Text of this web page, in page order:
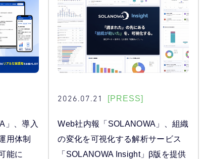
」、導入
用体制
能に
2026.07.21 [PRESS]
Web社内報「SOLANOWA」、組織
の変化を可視化する解析サービス
「SOLANOWA Insight」β版を提供